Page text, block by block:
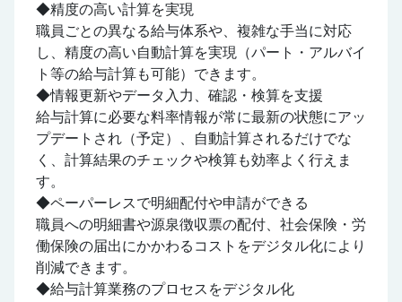
◆精度の高い計算を実現
職員ごとの異なる給与体系や、複雑な手当に対応
し、精度の高い自動計算を実現（パート・アルバイ
ト等の給与計算も可能）できます。
◆情報更新やデータ入力、確認・検算を支援
給与計算に必要な料率情報が常に最新の状態にアッ
プデートされ（予定）、自動計算されるだけでな
く、計算結果のチェックや検算も効率よく行えま
す。
◆ペーパーレスで明細配付や申請ができる
職員への明細書や源泉徴収票の配付、社会保険・労
働保険の届出にかかわるコストをデジタル化により
削減できます。
◆給与計算業務のプロセスをデジタル化